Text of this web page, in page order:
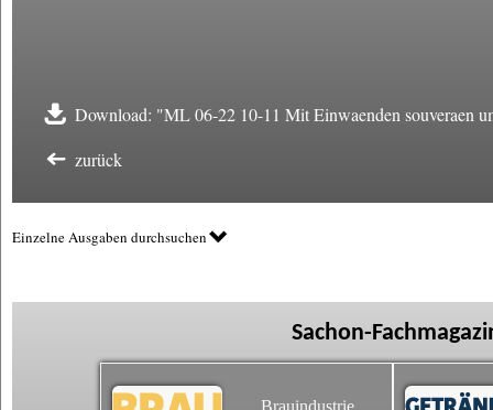
Download: "ML 06-22 10-11 Mit Einwaenden souveraen
zurück
Einzelne Ausgaben durchsuchen
Sachon-
Brauindustrie